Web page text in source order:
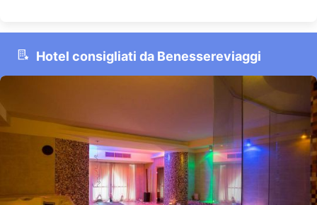
Hotel consigliati da Benessereviaggi